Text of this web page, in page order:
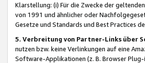
Klarstellung: (i) Für die Zwecke der
von 1991 und ähnlicher oder
Gesetze und Standards und Best Practices
5. Verbreitung von Partner-Links über
nutzen bzw. keine Verlinkungen auf eine
Software-Applikationen (z. B. Browser